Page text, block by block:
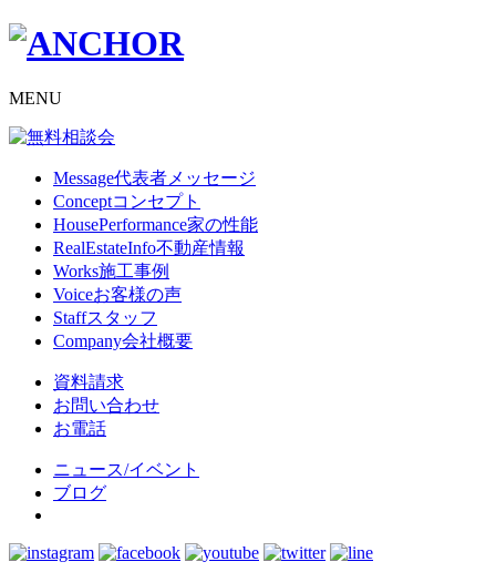
MENU
Message代表者メッセージ
Conceptコンセプト
HousePerformance家の性能
RealEstateInfo不動産情報
Works施工事例
Voiceお客様の声
Staffスタッフ
Company会社概要
資料請求
お問い合わせ
お電話
ニュース/イベント
ブログ